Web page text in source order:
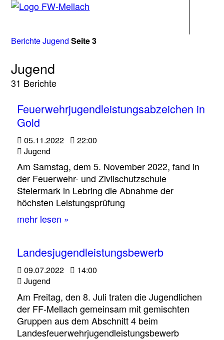
BerichteJugend Seite 3
Jugend
31 Berichte
Feuerwehrjugendleistungsabzeichen in
Gold
05.11.2022
22:00
Jugend
Am Samstag, dem 5. November 2022, fand in
der Feuerwehr- und Zivilschutzschule
Steiermark in Lebring die Abnahme der
höchsten Leistungsprüfung
mehr lesen »
Landesjugendleistungsbewerb
09.07.2022
14:00
Jugend
Am Freitag, den 8. Juli traten die Jugendlichen
der FF-Mellach gemeinsam mit gemischten
Gruppen aus dem Abschnitt 4 beim
Landesfeuerwehrjugendleistungsbewerb